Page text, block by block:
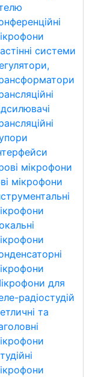
системи
мікрофони
для
радіостудій
та
для духових
духові
догляду за
духових
духових
духових